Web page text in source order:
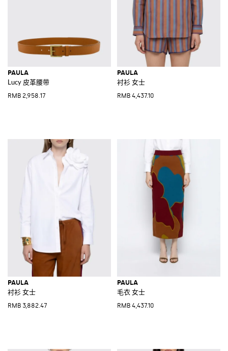
PAULA
Lucy 皮革腰带
RMB 2,958.17
PAULA
衬衫 女士
RMB 4,437.10
PAULA
衬衫 女士
RMB 3,882.47
PAULA
毛衣 女士
RMB 4,437.10